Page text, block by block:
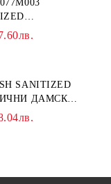
ЗА
SANITIZED
ДАМСКИ
КРАК,